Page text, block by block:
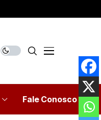
Fale Conosco